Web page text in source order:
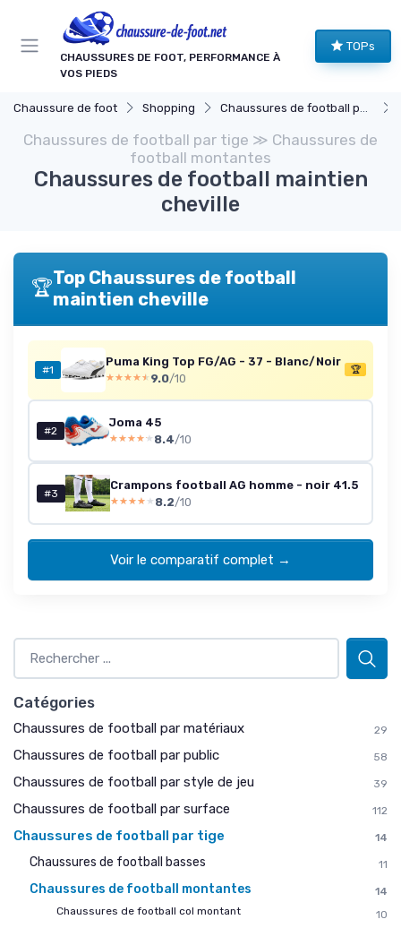
CHAUSSURES DE FOOT, PERFORMANCE À
VOS PIEDS
TOPs
Chaussure de foot Shopping Chaussures de football par tige
Chaussures de football par tige ≫ Chaussures de
football montantes
Chaussures de football maintien
cheville
🏆Top Chaussures de football
maintien cheville
#1
Puma King Top FG/AG - 37 - Blanc/Noir
★★★★★
★★★★★ 9.0/10
🏆
#2
Joma 45
★★★★★
★★★★★ 8.4/10
#3
Crampons football AG homme - noir 41.5
★★★★★
★★★★★ 8.2/10
Voir le comparatif complet →
Catégories
Chaussures de football par matériaux 29
Chaussures de football par public 58
Chaussures de football par style de jeu 39
Chaussures de football par surface 112
Chaussures de football par tige 14
Chaussures de football basses 11
Chaussures de football montantes
14
Chaussures de football col montant
10
Panneau de gestion des cookies